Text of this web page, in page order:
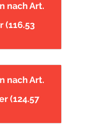
nach Art.
nach Art.
(124.57